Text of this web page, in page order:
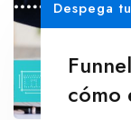
Despega
cómo